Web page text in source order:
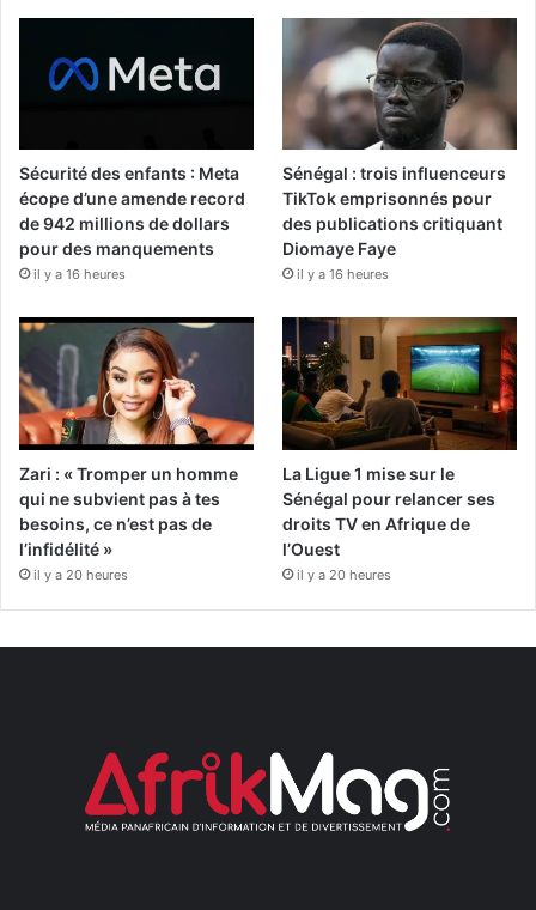
Sécurité des enfants : Meta
écope d’une amende record
de 942 millions de dollars
pour des manquements
il y a 16 heures
Sénégal : trois influenceurs
TikTok emprisonnés pour
des publications critiquant
Diomaye Faye
il y a 16 heures
Zari : « Tromper un homme
qui ne subvient pas à tes
besoins, ce n’est pas de
l’infidélité »
il y a 20 heures
La Ligue 1 mise sur le
Sénégal pour relancer ses
droits TV en Afrique de
l’Ouest
il y a 20 heures